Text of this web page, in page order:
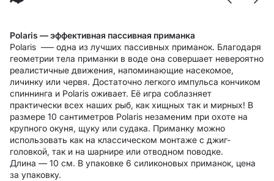
Polaris — эффективная пассивная приманка
Polaris –— одна из лучших пассивных приманок. Благодаря
геометрии тела приманки в воде она совершает невероятно
реалистичные движения, напоминающие насекомое,
личинку или червя. Достаточно легкого импульса кончиком
спиннинга и Polaris оживает. Её игра соблазняет
практически всех наших рыб, как хищных так и мирных! В
размере 10 сантиметров Polaris незаменим при охоте на
крупного окуня, щуку или судака. Приманку можно
использовать как на классическом монтаже с джиг-
головкой, так и на шарнире или отводном поводке.
Длина — 10 см. В упаковке 6 силиконовых приманок, цена
за упаковку.